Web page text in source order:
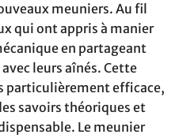
meuniers. Au fil
qui ont appris à manier
en partageant
leurs aînés. Cette
particulièrement efficace,
savoirs théoriques et
Le meunier